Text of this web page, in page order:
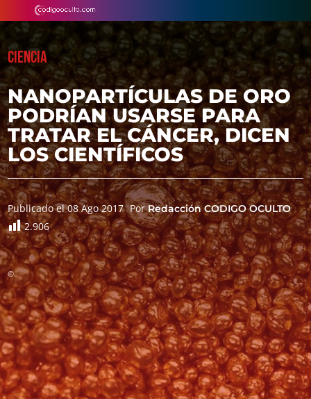
CIENCIA
NANOPARTÍCULAS DE ORO
PODRÍAN USARSE PARA
TRATAR EL CÁNCER, DICEN
LOS CIENTÍFICOS
Publicado el 08 Ago 2017 PorRedacción CODIGO OCULTO
2.906
©